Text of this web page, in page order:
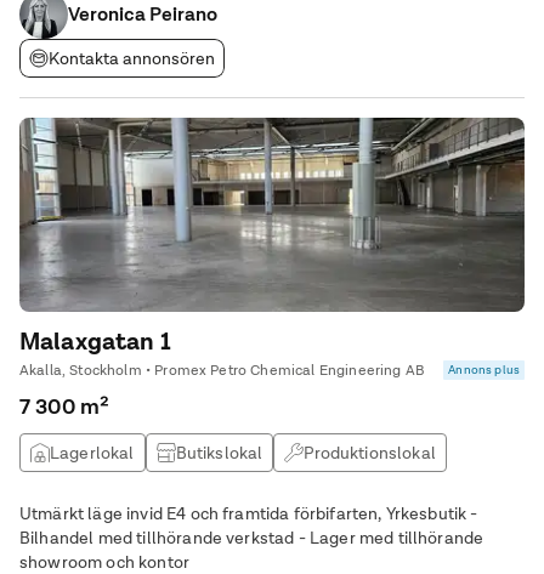
och mötesplatser. Ett perfekt läge för dig
Veronica Peirano
Kontakta annonsören
Malaxgatan 1
Akalla, Stockholm • Promex Petro Chemical Engineering AB Annons plus
7 300 m²
Lagerlokal Butikslokal
Produktionslokal
Utmärkt läge invid E4 och framtida förbifarten, Yrkesbutik -
Bilhandel med tillhörande verkstad - Lager med tillhörande
showroom och kontor